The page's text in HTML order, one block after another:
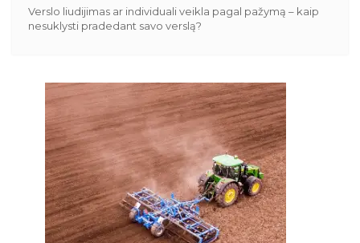
Verslo liudijimas ar individuali veikla pagal pažymą – kaip
nesuklysti pradedant savo verslą?